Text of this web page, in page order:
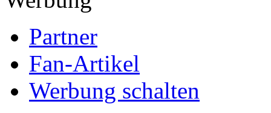
Partner
Fan-Artikel
Werbung schalten